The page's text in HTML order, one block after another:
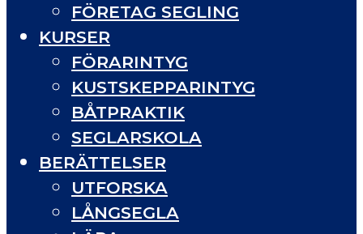
FÖRETAG SEGLING
KURSER
FÖRARINTYG
KUSTSKEPPARINTYG
BÅTPRAKTIK
SEGLARSKOLA
BERÄTTELSER
UTFORSKA
LÅNGSEGLA